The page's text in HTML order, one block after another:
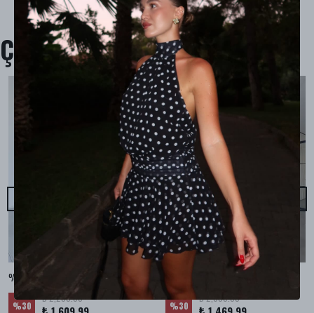
Çok Satanlar
%30
₺ 2,299.99
%100 KETEN SALAŞ GÖMLEK - Bej
%30
₺ 2,099.99